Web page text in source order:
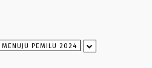
MENUJU PEMILU 2024